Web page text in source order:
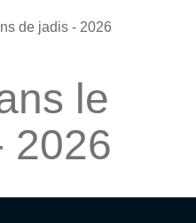
de jadis - 2026
le
2026